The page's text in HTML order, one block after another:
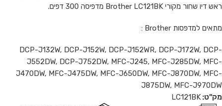
ראש דיו שחור מקורי Brother LC121BK מדפיסה 300 דפים.
מתאים למדפסות Brother :
DCP-J132W, DCP-J152W, DCP-J152WR, DCP-J172W, DCP-
J552DW, DCP-J752DW, MFC-J245, MFC-J285DW, MFC-
J470DW, MFC-J475DW, MFC-J650DW, MFC-J870DW, MFC-
J875DW, MFC-J970DW
מק"ט: LC121BK